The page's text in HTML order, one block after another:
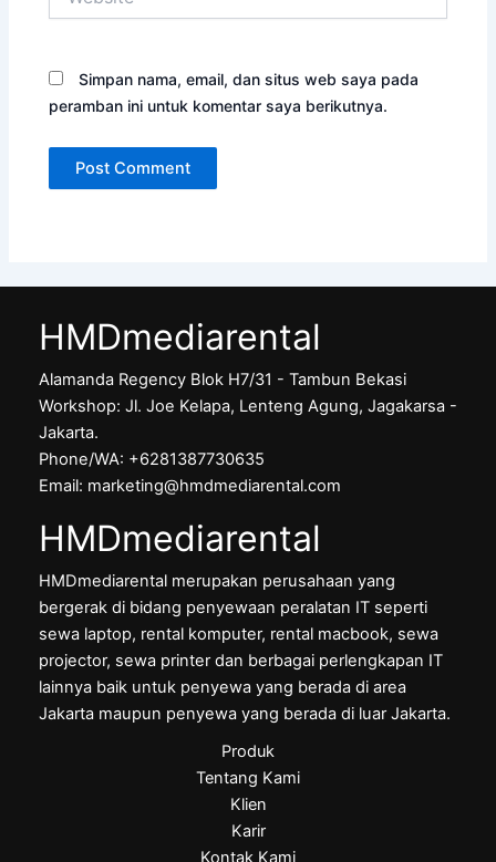
Simpan nama, email, dan situs web saya pada
peramban ini untuk komentar saya berikutnya.
HMDmediarental
Alamanda Regency Blok H7/31 - Tambun Bekasi
Workshop: Jl. Joe Kelapa, Lenteng Agung, Jagakarsa -
Jakarta.
Phone/WA: +6281387730635
Email: marketing@hmdmediarental.com
HMDmediarental
HMDmediarental merupakan perusahaan yang
bergerak di bidang penyewaan peralatan IT seperti
sewa laptop, rental komputer, rental macbook, sewa
projector, sewa printer dan berbagai perlengkapan IT
lainnya baik untuk penyewa yang berada di area
Jakarta maupun penyewa yang berada di luar Jakarta.
Produk
Tentang Kami
Klien
Karir
Kontak Kami